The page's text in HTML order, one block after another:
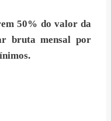
50% do valor da
bruta mensal por